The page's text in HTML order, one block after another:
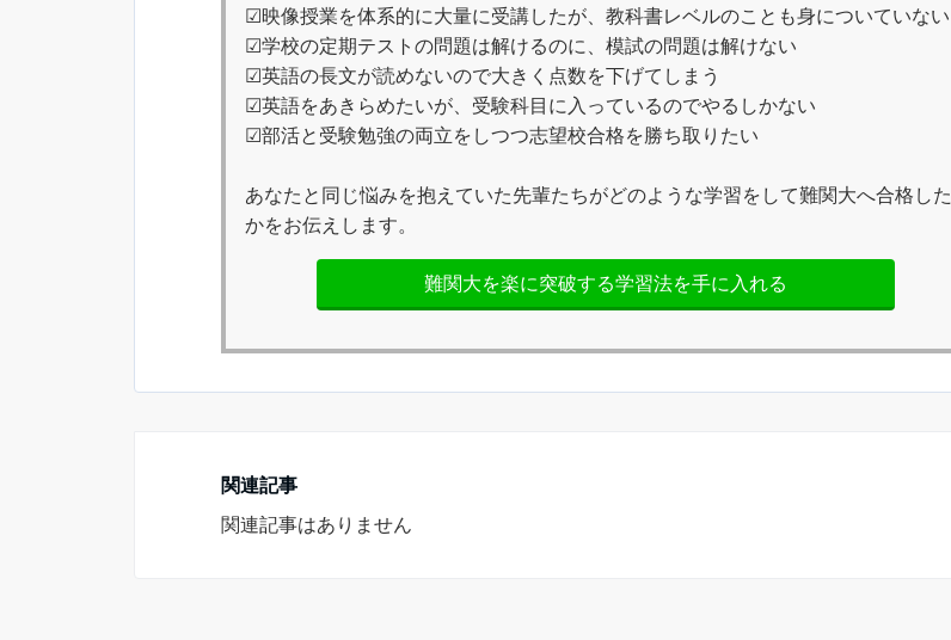
☑映像授業を体系的に大量に受講したが、教科書レベルのことも身についていない
☑学校の定期テストの問題は解けるのに、模試の問題は解けない
☑英語の長文が読めないので大きく点数を下げてしまう
☑英語をあきらめたいが、受験科目に入っているのでやるしかない
☑部活と受験勉強の両立をしつつ志望校合格を勝ち取りたい
あなたと同じ悩みを抱えていた先輩たちがどのような学習をして難関大へ合格した
かをお伝えします。
難関大を楽に突破する学習法を手に入れる
関連記事
関連記事はありません